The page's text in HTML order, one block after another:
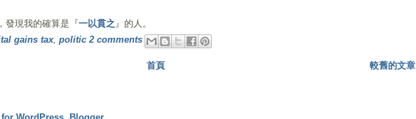
發現我的確算是『一以貫之 』的人。
gains tax, politic 2 comments
較舊的文章
首頁